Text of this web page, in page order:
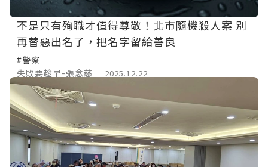
不是只有殉職才值得尊敬！北市隨機殺人案 別
再替惡出名了，把名字留給善良
#警察
失敗要趁早-張念慈
2025.12.22